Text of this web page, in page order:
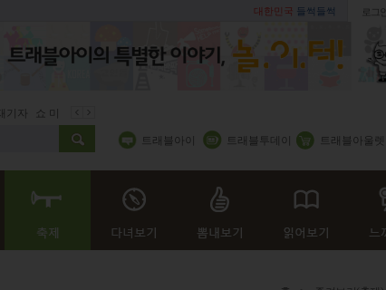
대한민국 들썩들썩 로그인
쇼 미 더 트래블아이
트래블아이 트래블투데이 트래블아울렛